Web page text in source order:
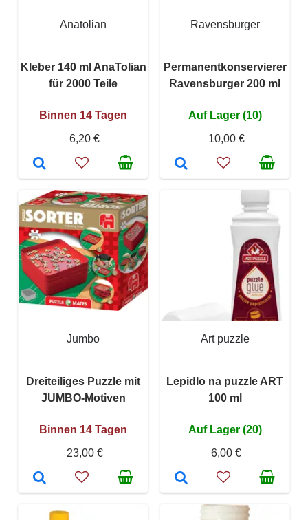
Anatolian
Kleber 140 ml AnaTolian
für 2000 Teile
Binnen 14 Tagen
6,20 €
Ravensburger
Permanentkonservierer
Ravensburger 200 ml
Auf Lager (10)
10,00 €
Jumbo
Dreiteiliges Puzzle mit
JUMBO-Motiven
Binnen 14 Tagen
23,00 €
Art puzzle
Lepidlo na puzzle ART
100 ml
Auf Lager (20)
6,00 €